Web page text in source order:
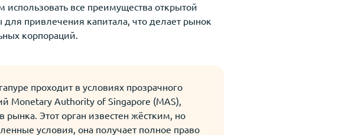
использовать все преимущества открытой
привлечения капитала, что делает рынок
корпораций.
проходит в условиях прозрачного
Monetary Authority of Singapore (MAS),
рынка. Этот орган известен жёстким, но
условия, она получает полное право